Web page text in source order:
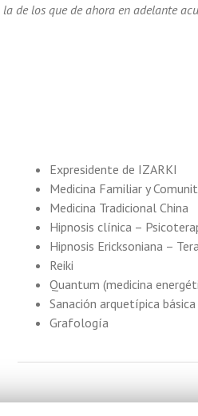
la de los que de ahora en adelante
Expresidente de IZARKI
Medicina Familiar y
Medicina Tradicional China
Hipnosis clínica –
Hipnosis Ericksoniana –
Reiki
Quantum (medicina
Sanación arquetípica básica
Grafología